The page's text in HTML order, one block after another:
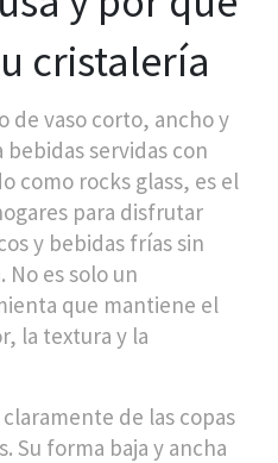
cristalería
de vaso corto, ancho y
servidas con
como rocks glass, es el
para disfrutar
y bebidas frías sin
. No es solo un
que mantiene el
la textura y la
de las copas
Su forma baja y ancha